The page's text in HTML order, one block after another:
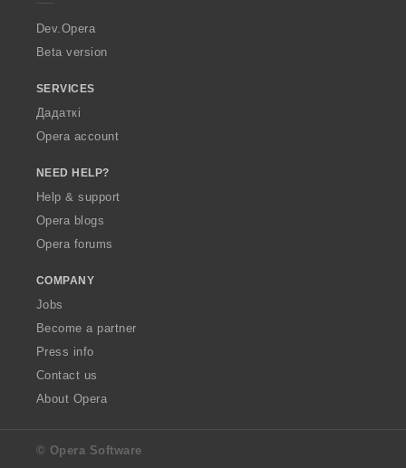
a
Dev.Opera
Beta version
SERVICES
Дадаткі
Opera account
NEED HELP?
Help & support
Opera blogs
Opera forums
COMPANY
Jobs
Become a partner
Press info
Contact us
About Opera
© Opera Software